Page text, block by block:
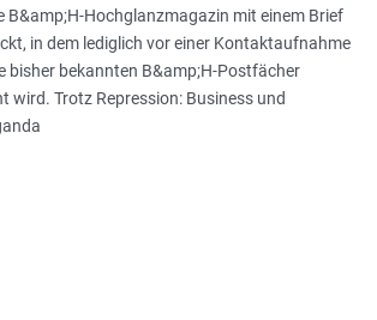
B&amp;H-Hochglanzmagazin mit einem Brief
in dem lediglich vor einer Kontaktaufnahme
bisher bekannten B&amp;H-Postfächer
wird. Trotz Repression: Business und